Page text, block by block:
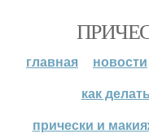
главная новости
как
прически и